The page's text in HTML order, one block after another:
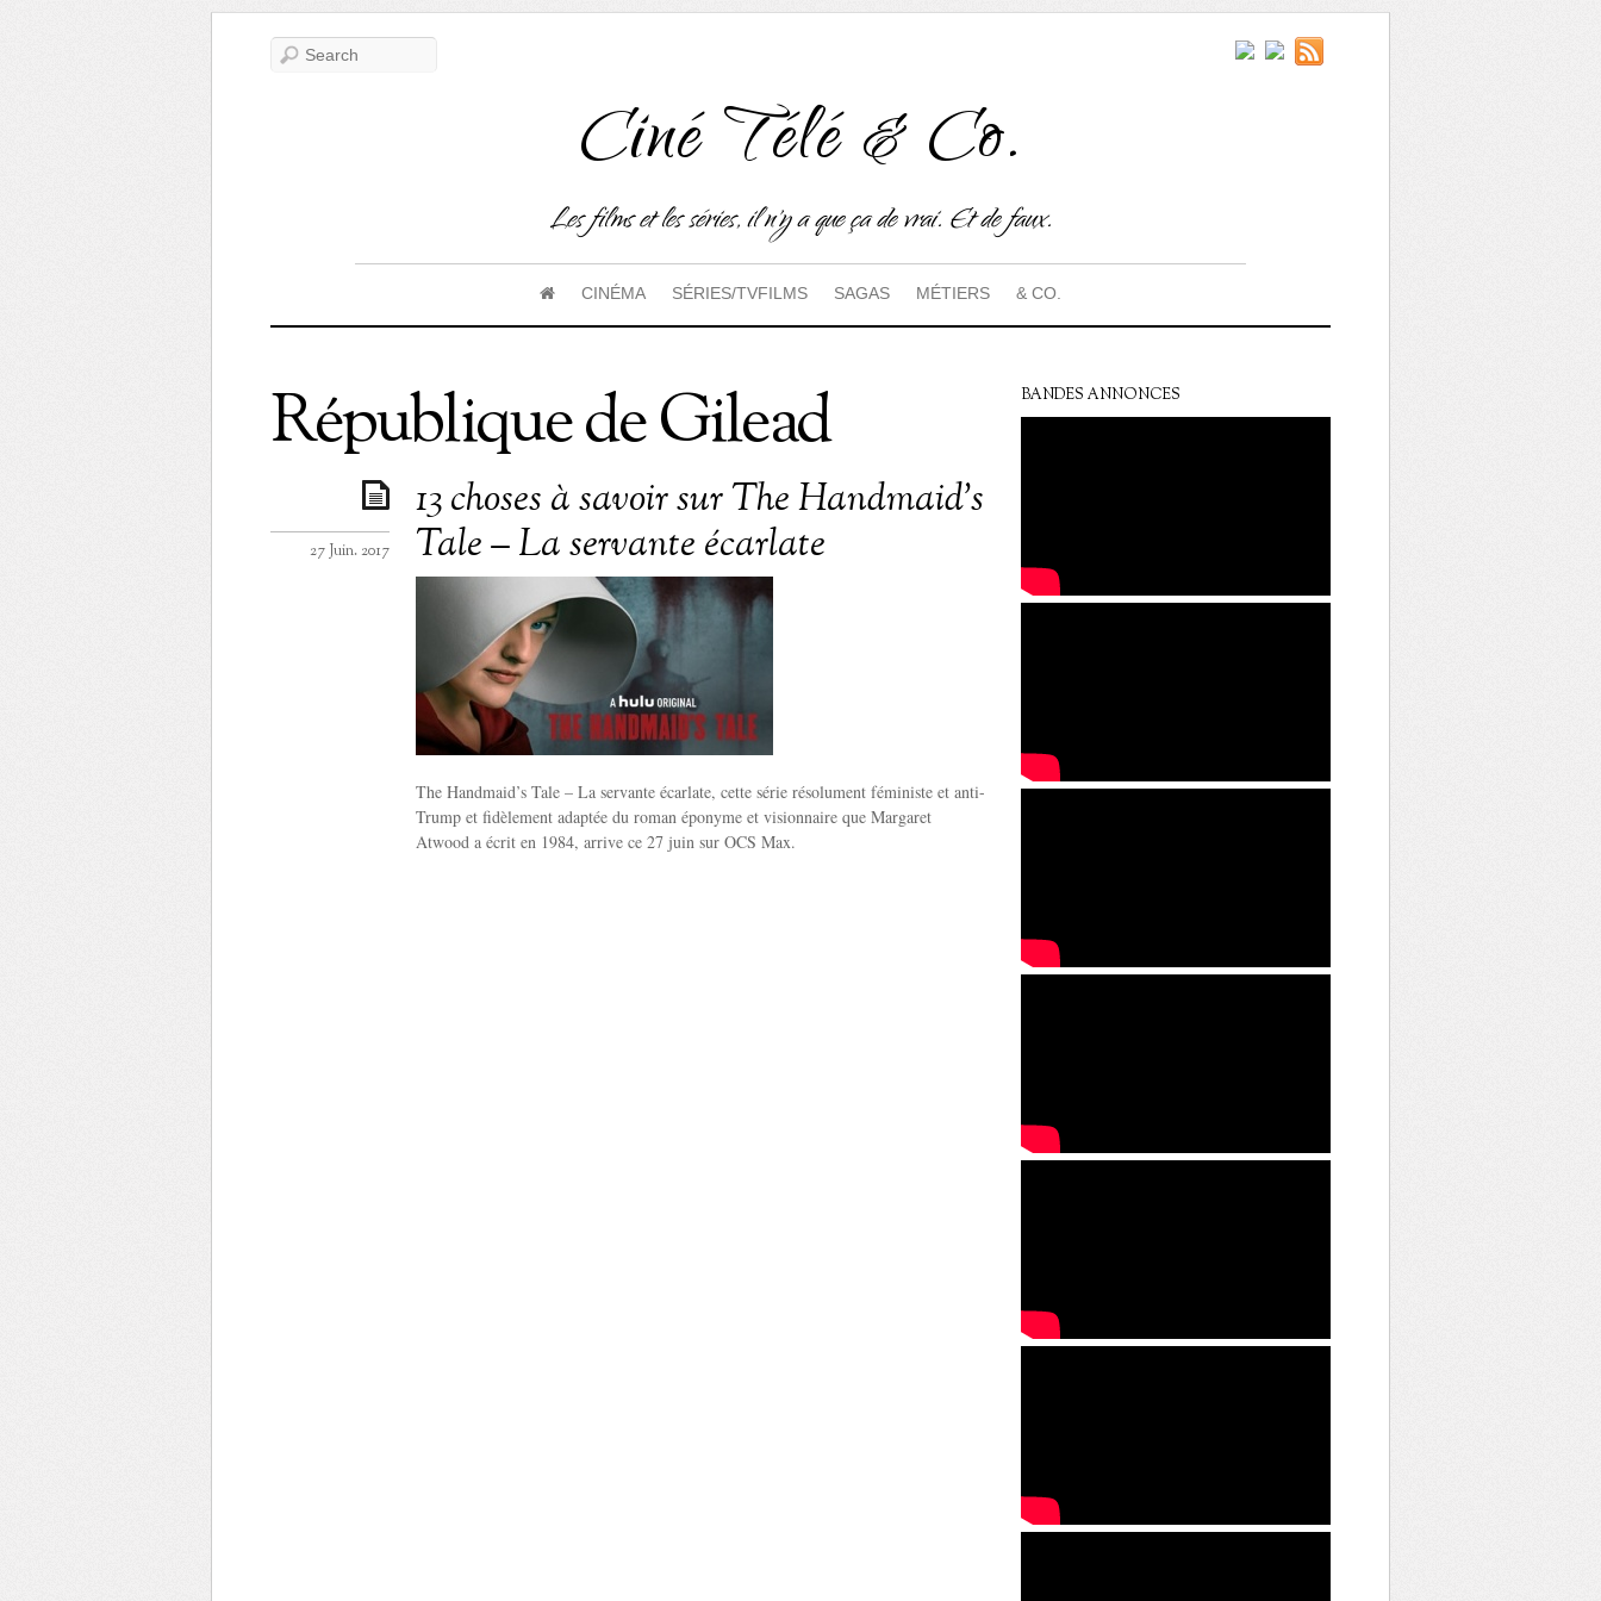
Ciné Télé & Co.
Les films et les séries, il n'y a que ça de vrai. Et de faux.
CINÉMA SÉRIES/TVFILMS SAGAS MÉTIERS & CO.
République de Gilead
13 choses à savoir sur The Handmaid’s
Tale – La servante écarlate
27 Juin. 2017
The Handmaid’s Tale – La servante écarlate, cette série résolument féministe et anti-
Trump et fidèlement adaptée du roman éponyme et visionnaire que Margaret
Atwood a écrit en 1984, arrive ce 27 juin sur OCS Max.
BANDES ANNONCES